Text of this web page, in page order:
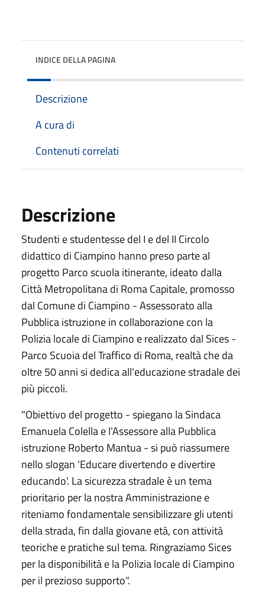
INDICE DELLA PAGINA
Descrizione
A cura di
Contenuti correlati
Descrizione
Studenti e studentesse del I e del II Circolo
didattico di Ciampino hanno preso parte al
progetto Parco scuola itinerante, ideato dalla
Città Metropolitana di Roma Capitale, promosso
dal Comune di Ciampino - Assessorato alla
Pubblica istruzione in collaborazione con la
Polizia locale di Ciampino e realizzato dal Sices -
Parco Scuoia del Traffico di Roma, realtà che da
oltre 50 anni si dedica all'educazione stradale dei
più piccoli.
"Obiettivo del progetto - spiegano la Sindaca
Emanuela Colella e l'Assessore alla Pubblica
istruzione Roberto Mantua - si può riassumere
nello slogan 'Educare divertendo e divertire
educando'. La sicurezza stradale è un tema
prioritario per la nostra Amministrazione e
riteniamo fondamentale sensibilizzare gli utenti
della strada, fin dalla giovane età, con attività
teoriche e pratiche sul tema. Ringraziamo Sices
per la disponibilità e la Polizia locale di Ciampino
per il prezioso supporto".